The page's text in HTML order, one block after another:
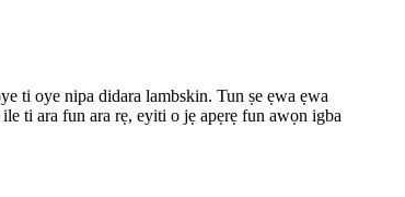
ti oye nipa didara lambskin. Tun ṣe ẹwa ẹwa
ti ara fun ara rẹ, eyiti o jẹ apẹrẹ fun awọn igba